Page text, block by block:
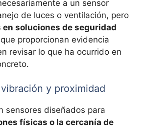
a un sensor
de luces o ventilación, pero
soluciones de seguridad
proporcionan evidencia
revisar lo que ha ocurrido en
y proximidad
sensores diseñados para
físicas o la cercanía de